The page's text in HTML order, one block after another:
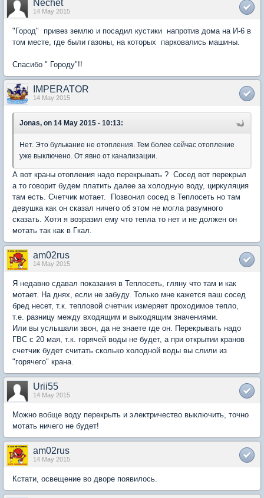
Nechet
14 May 2015
"Город" привез землю и посадил кустики напротив дома на И-6 в
том месте, где были газоны, на которых парковались машины.
Спасибо " Городу"!!
IMPERATOR
14 May 2015
Jonas, on 14 May 2015 - 10:13:
Нет. Это булькание не отопления. Тем более сейчас отопление
уже выключено. От явно от канализации.
А вот краны отопления надо перекрывать ? Сосед вот перекрыл
а то говорит будем платить далее за холодную воду, циркуляция
там есть. Счетчик мотает. Позвонил сосед в Теплосеть но там
девушка как он сказал ничего об этом не могла разумного
сказать. Хотя я возразил ему что тепла то нет и не должен он
мотать так как в Гкал.
am02rus
14 May 2015
Я недавно сдавал показания в Теплосеть, гляну что там и как
мотает. На днях, если не забуду. Только мне кажется ваш сосед
бред несет, т.к. тепловой счетчик измеряет проходимое тепло,
т.е. разницу между входящим и выходящим значениями.
Или вы услышали звон, да не знаете где он. Перекрывать надо
ГВС с 20 мая, т.к. горячей воды не будет, а при открытии кранов
счетчик будет считать сколько холодной воды вы слили из
"горячего" крана.
Urii55
14 May 2015
Можно вобще воду перекрыть и электричество выключить, точно
мотать ничего не будет!
am02rus
14 May 2015
Кстати, освещение во дворе появилось.